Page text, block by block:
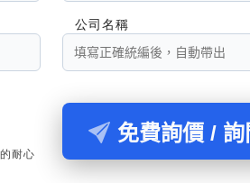
公司名稱
耐心
免費詢價 /